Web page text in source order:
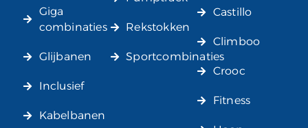
Giga
combinaties
Glijbanen
Inclusief
Kabelbanen
Rekstokken
Sportcombinaties
Castillo
Climboo
Crooc
Fitness